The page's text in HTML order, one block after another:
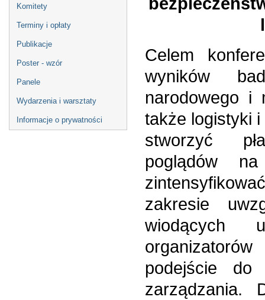
Komitety
Terminy i opłaty
Publikacje
Poster - wzór
Panele
Wydarzenia i warsztaty
Informacje o prywatności
Celem
wyników
narodowego i
także logistyki
stworzyć
poglądów
zakresie
wiodących
podejście do
zarządzania.